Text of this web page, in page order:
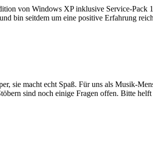
von Windows XP inklusive Service-
bin seitdem um eine positive Erfahrung
sie macht echt Spaß. Für uns als Musik-
sind noch einige Fragen offen. Bitte helft